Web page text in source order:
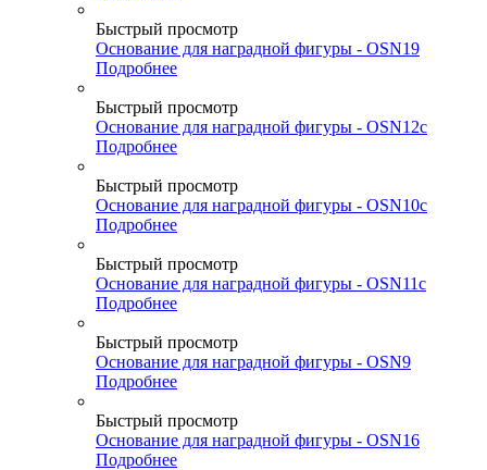
Быстрый просмотр
Основание для наградной фигуры - OSN19
Подробнее
Быстрый просмотр
Основание для наградной фигуры - OSN12c
Подробнее
Быстрый просмотр
Основание для наградной фигуры - OSN10c
Подробнее
Быстрый просмотр
Основание для наградной фигуры - OSN11c
Подробнее
Быстрый просмотр
Основание для наградной фигуры - OSN9
Подробнее
Быстрый просмотр
Основание для наградной фигуры - OSN16
Подробнее